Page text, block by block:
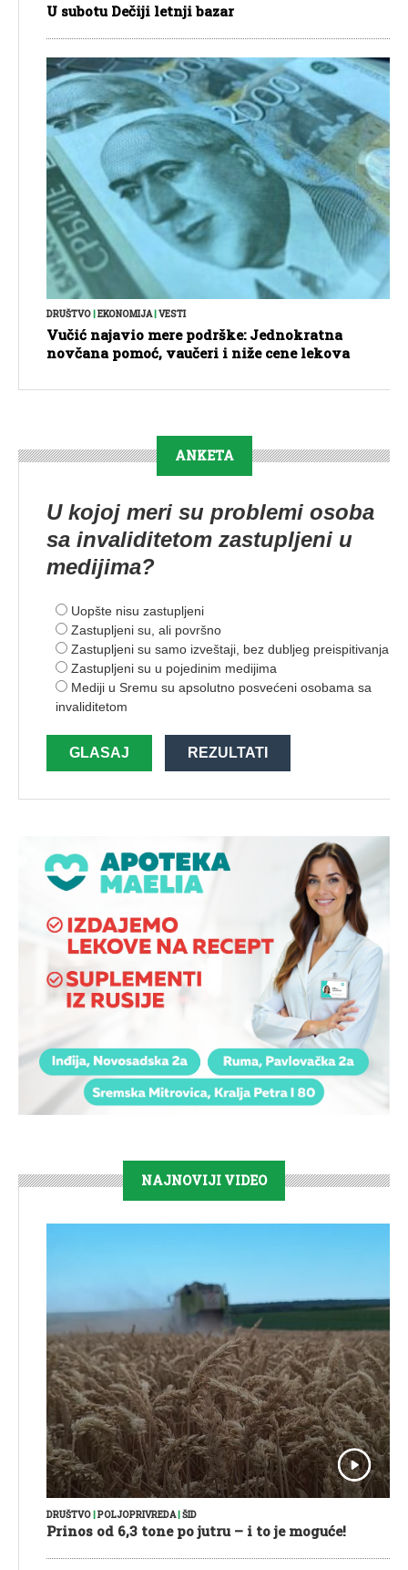
U subotu Dečiji letnji bazar
DRUŠTVO EKONOMIJA| VESTI
Vučić najavio mere podrške: Jednokratna
novčana pomoć, vaučeri i niže cene lekova
ANKETA
U kojoj meri su problemi osoba
sa invaliditetom zastupljeni u
medijima?
Uopšte nisu zastupljeni
Zastupljeni su, ali površno
Zastupljeni su samo izveštaji, bez dubljeg preispitivanja
Zastupljeni su u pojedinim medijima
Mediji u Sremu su apsolutno posvećeni osobama sa
invaliditetom
GLASAJ REZULTATI
NAJNOVIJI VIDEO
DRUŠTVO POLJOPRIVREDA| ŠID
Prinos od 6,3 tone po jutru – i to je moguće!